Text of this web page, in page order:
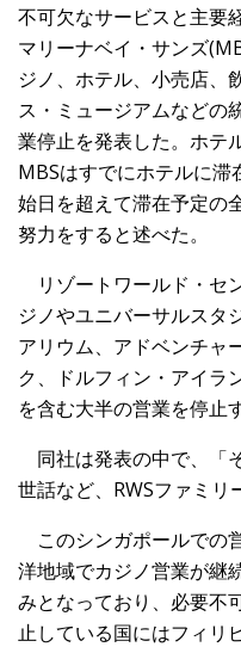
不可欠なサービスと主要
マリーナベイ・サンズ
ジノ、ホテル、小売店、
ス・ミュージアムなどの
業停止を発表した。ホテ
MBSはすでにホテルに滞
始日を超えて滞在予定の
努力をすると述べた。
リゾートワールド・セ
ジノやユニバーサルスタ
アリウム、アドベンチャ
ク、ドルフィン・アイラ
を含む大半の営業を停止
同社は発表の中で、「
世話など、RWSファミリ
このシンガポールでの
洋地域でカジノ営業が継
みとなっており、必要不
止している国にはフィリ